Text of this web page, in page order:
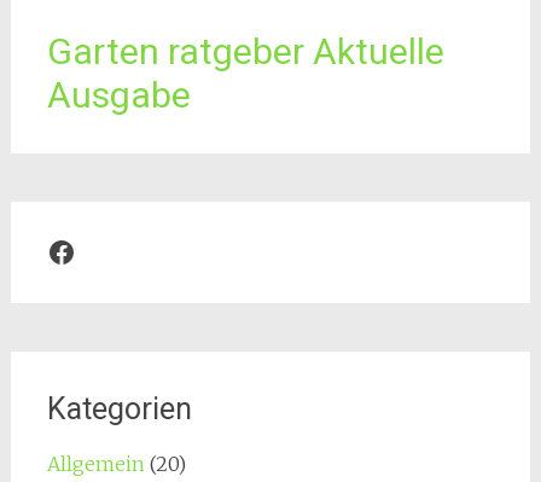
Garten ratgeber Aktuelle
Ausgabe
Facebook
Kategorien
Allgemein (20)